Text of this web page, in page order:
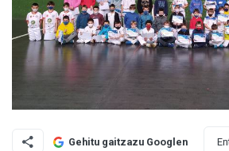
Gehitu gaitzazu Googlen